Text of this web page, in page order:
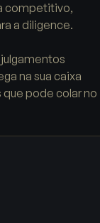
competitivo,
a diligence.
na sua caixa
pode colar no